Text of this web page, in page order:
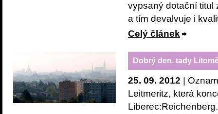
vypsaný dotační titul
a tím devalvuje i
Celý článek
Dobrý den, tady
25. 09. 2012 |
Leitmeritz, která